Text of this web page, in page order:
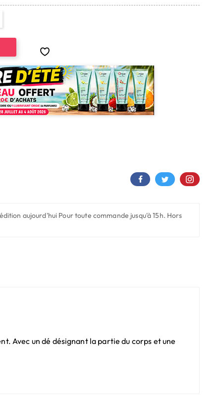
aujourd'hui Pour toute commande jusqu'à 15h. Hors
Avec un dé désignant la partie du corps et une